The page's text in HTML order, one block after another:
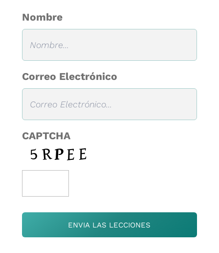
Nombre
Correo Electrónico
CAPTCHA